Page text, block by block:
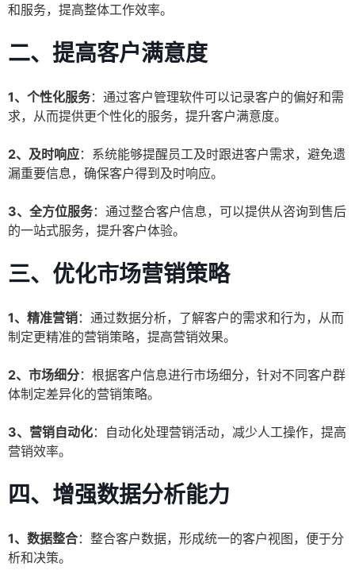
和服务，提高整体工作效率。
二、提高客户满意度
1、个性化服务：通过客户管理软件可以记录客户的偏好和需
求，从而提供更个性化的服务，提升客户满意度。
2、及时响应：系统能够提醒员工及时跟进客户需求，避免遗
漏重要信息，确保客户得到及时响应。
3、全方位服务：通过整合客户信息，可以提供从咨询到售后
的一站式服务，提升客户体验。
三、优化市场营销策略
1、精准营销：通过数据分析，了解客户的需求和行为，从而
制定更精准的营销策略，提高营销效果。
2、市场细分：根据客户信息进行市场细分，针对不同客户群
体制定差异化的营销策略。
3、营销自动化：自动化处理营销活动，减少人工操作，提高
营销效率。
四、增强数据分析能力
1、数据整合：整合客户数据，形成统一的客户视图，便于分
析和决策。